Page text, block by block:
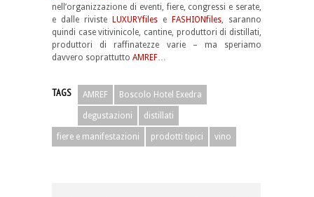
nell’organizzazione di eventi, fiere, congressi e serate,
e dalle riviste LUXURYfiles e FASHIONfiles, saranno
quindi case vitivinicole, cantine, produttori di distillati,
produttori di raffinatezze varie – ma speriamo
davvero soprattutto AMREF…
TAGS AMREF Boscolo Hotel Exedra
degustazioni distillati
fiere e manifestazioni prodotti tipici vino